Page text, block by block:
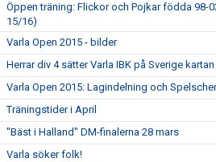
Öppen träning: Flickor och Pojkar födda 98-
15/16)
Varla Open 2015 - bilder
Herrar div 4 sätter Varla IBK på Sverige kartan
Varla Open 2015: Lagindelning och
Träningstider i April
"Bäst i Halland" DM-finalerna 28 mars
Varla söker folk!